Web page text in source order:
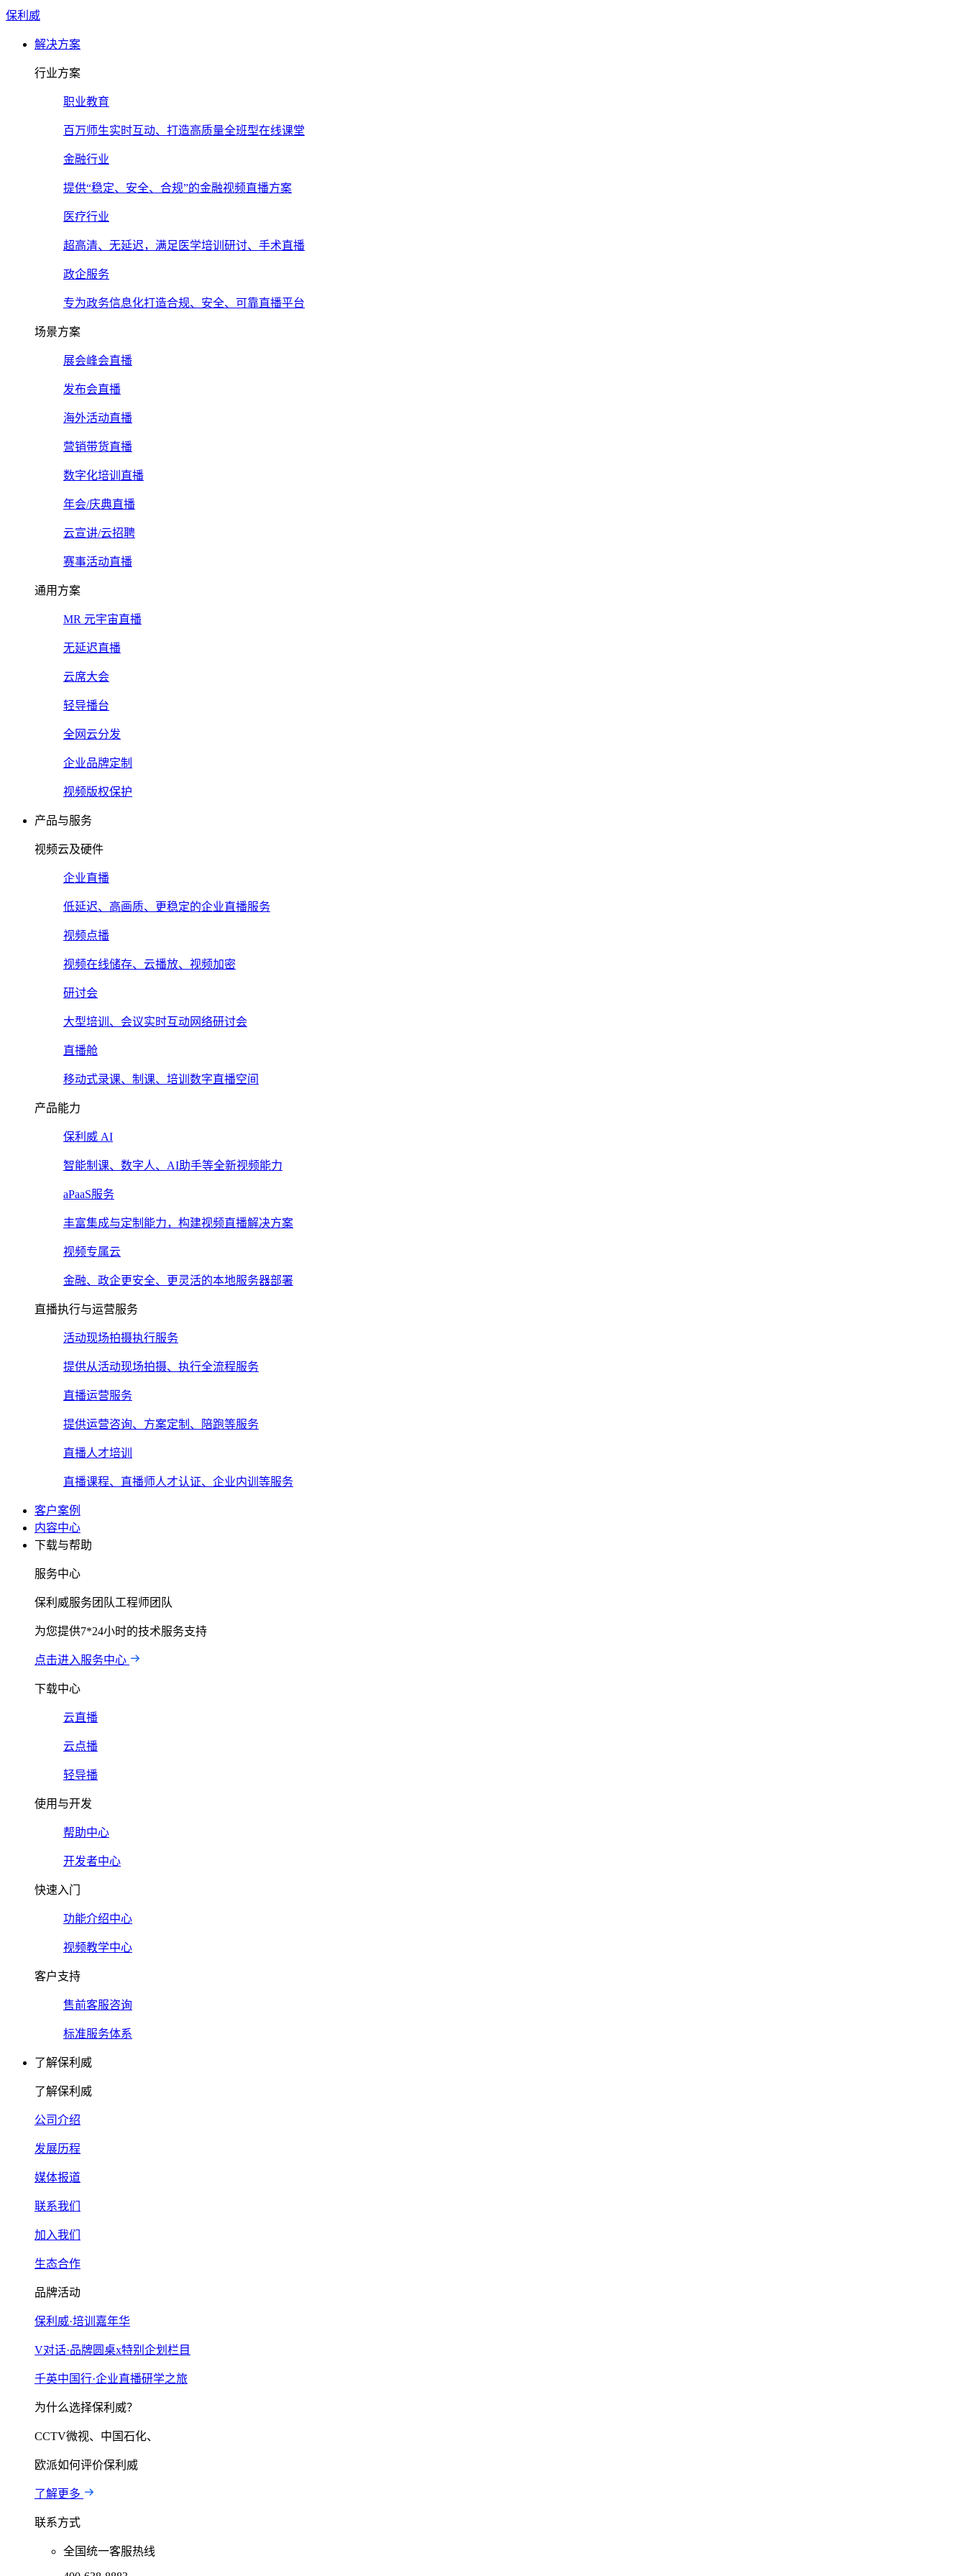
保利威
解决方案
行业方案
职业教育
百万师生实时互动、打造高质量全班型在线课堂
金融行业
提供“稳定、安全、合规”的金融视频直播方案
医疗行业
超高清、无延迟，满足医学培训研讨、手术直播
政企服务
专为政务信息化打造合规、安全、可靠直播平台
场景方案
展会峰会直播
发布会直播
海外活动直播
营销带货直播
数字化培训直播
年会/庆典直播
云宣讲/云招聘
赛事活动直播
通用方案
MR 元宇宙直播
无延迟直播
云席大会
轻导播台
全网云分发
企业品牌定制
视频版权保护
产品与服务
视频云及硬件
企业直播
低延迟、高画质、更稳定的企业直播服务
视频点播
视频在线储存、云播放、视频加密
研讨会
大型培训、会议实时互动网络研讨会
直播舱
移动式录课、制课、培训数字直播空间
产品能力
保利威 AI
智能制课、数字人、AI助手等全新视频能力
aPaaS服务
丰富集成与定制能力，构建视频直播解决方案
视频专属云
金融、政企更安全、更灵活的本地服务器部署
直播执行与运营服务
活动现场拍摄执行服务
提供从活动现场拍摄、执行全流程服务
直播运营服务
提供运营咨询、方案定制、陪跑等服务
直播人才培训
直播课程、直播师人才认证、企业内训等服务
客户案例
内容中心
下载与帮助
服务中心
保利威服务团队工程师团队
为您提供7*24小时的技术服务支持
点击进入服务中心
下载中心
云直播
云点播
轻导播
使用与开发
帮助中心
开发者中心
快速入门
功能介绍中心
视频教学中心
客户支持
售前客服咨询
标准服务体系
了解保利威
了解保利威
公司介绍
发展历程
媒体报道
联系我们
加入我们
生态合作
品牌活动
保利威·培训嘉年华
V对话·品牌圆桌x特别企划栏目
千英中国行·企业直播研学之旅
为什么选择保利威？
CCTV微视、中国石化、
欧派如何评价保利威
了解更多
联系方式
全国统一客服热线